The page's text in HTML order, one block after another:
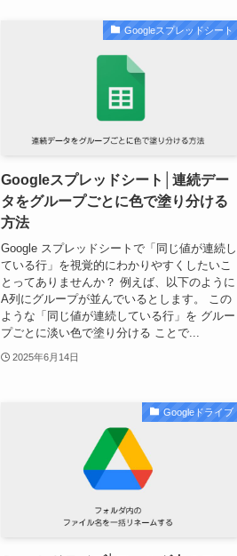
Googleスプレッドシート
Googleスプレッドシート│連続デー
タをグループごとに色で塗り分ける
方法
Google スプレッドシートで「同じ値が連続し
ている行」を視覚的にわかりやすくしたいこ
とってありませんか？ 例えば、以下のように
A列にグループが並んでいるとします。 この
ような「同じ値が連続している行」を グルー
プごとに淡い色で塗り分ける ことで...
2025年6月14日
Googleドライブ